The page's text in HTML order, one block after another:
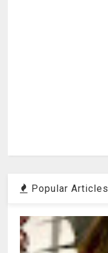
Popular Articles